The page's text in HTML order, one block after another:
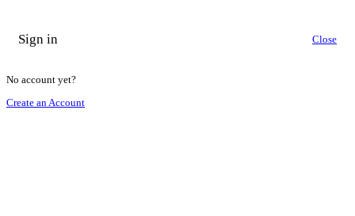
Sign in Close
No account yet?
Create an Account